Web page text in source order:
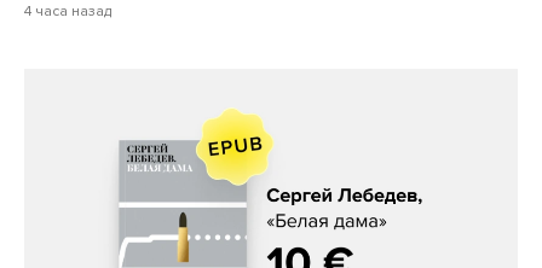
4 часа назад